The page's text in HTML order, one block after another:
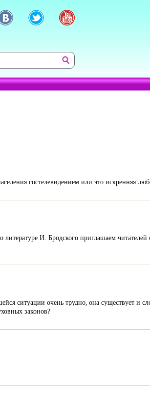
гостелевидением или это искренняя
И. Бродского приглашаем читателей
ситуации очень трудно, она существует и
законов?